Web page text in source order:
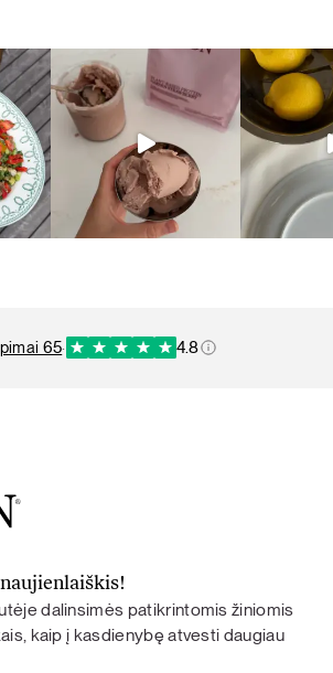
65· 4.8
dalinsimės patikrintomis žiniomis
kaip į kasdienybę atvesti daugiau